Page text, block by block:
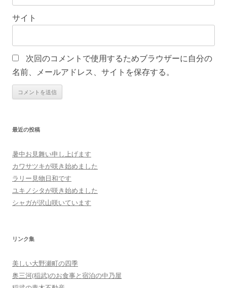
サイト
次回のコメントで使用するためブラウザーに自分の
名前、メールアドレス、サイトを保存する。
最近の投稿
暑中お見舞い申し上げます
カワサツキが咲き始めました
ラリー見物日和です
ユキノシタが咲き始めました
シャガが沢山咲いています
リンク集
美しい大野瀬町の四季
奥三河(稲武)のお食事と宿泊の中乃屋